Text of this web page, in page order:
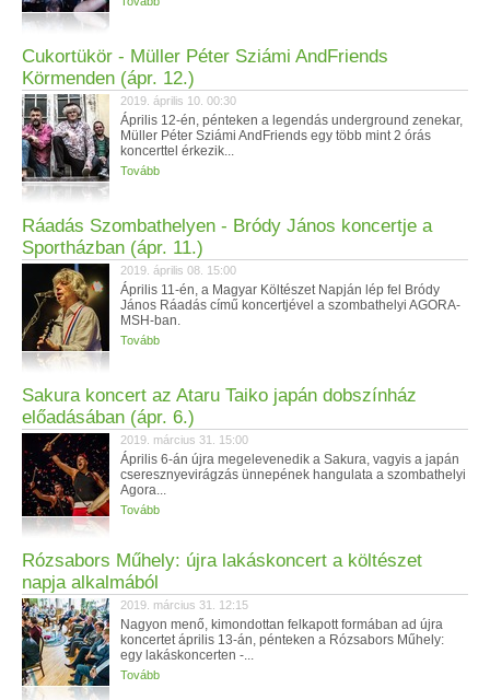
Cukortükör - Müller Péter Sziámi AndFriends
Körmenden (ápr. 12.)
2019. április 10. 00:30
Április 12-én, pénteken a legendás underground zenekar,
Müller Péter Sziámi AndFriends egy több mint 2 órás
koncerttel érkezik...
Tovább
Ráadás Szombathelyen - Bródy János koncertje a
Sportházban (ápr. 11.)
2019. április 08. 15:00
Április 11-én, a Magyar Költészet Napján lép fel Bródy
János Ráadás című koncertjével a szombathelyi AGORA-
MSH-ban.
Tovább
Sakura koncert az Ataru Taiko japán dobszínház
előadásában (ápr. 6.)
2019. március 31. 15:00
Április 6-án újra megelevenedik a Sakura, vagyis a japán
cseresznyevirágzás ünnepének hangulata a szombathelyi
Agora...
Tovább
Rózsabors Műhely: újra lakáskoncert a költészet
napja alkalmából
2019. március 31. 12:15
Nagyon menő, kimondottan felkapott formában ad újra
koncertet április 13-án, pénteken a Rózsabors Műhely:
egy lakáskoncerten -...
Tovább